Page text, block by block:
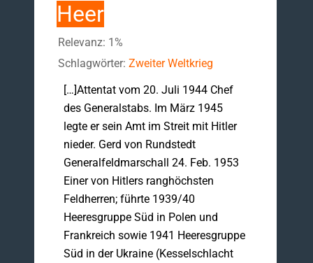
Heer
Relevanz: 1%
Schlagwörter: Zweiter Weltkrieg
[…]Attentat vom 20. Juli 1944 Chef
des Generalstabs. Im März 1945
legte er sein Amt im Streit mit Hitler
nieder. Gerd von Rundstedt
Generalfeldmarschall 24. Feb. 1953
Einer von Hitlers ranghöchsten
Feldherren; führte 1939/40
Heeresgruppe Süd in Polen und
Frankreich sowie 1941 Heeresgruppe
Süd in der Ukraine (Kesselschlacht